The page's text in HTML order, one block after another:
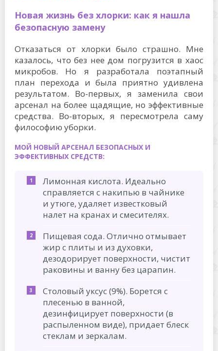
Новая жизнь без хлорки: как я нашла
безопасную замену
Отказаться от хлорки было страшно. Мне
казалось, что без нее дом погрузится в хаос
микробов. Но я разработала поэтапный
план перехода и была приятно удивлена
результатом. Во-первых, я заменила свои
арсенал на более щадящие, но эффективные
средства. Во-вторых, я пересмотрела саму
философию уборки.
МОЙ НОВЫЙ АРСЕНАЛ БЕЗОПАСНЫХ И
ЭФФЕКТИВНЫХ СРЕДСТВ:
Лимонная кислота. Идеально
справляется с накипью в чайнике
и утюге, удаляет известковый
налет на кранах и смесителях.
Пищевая сода. Отлично отмывает
жир с плиты и из духовки,
дезодорирует поверхности, чистит
раковины и ванну без царапин.
Столовый уксус (9%). Борется с
плесенью в ванной,
дезинфицирует поверхности (в
распыленном виде), придает блеск
стеклам и зеркалам.